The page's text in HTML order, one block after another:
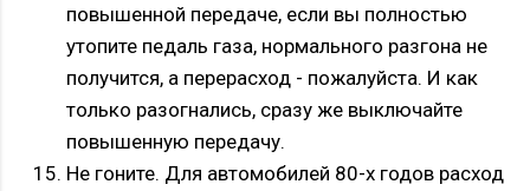
повышенной передаче, если вы полностью
утопите педаль газа, нормального разгона не
получится, а перерасход - пожалуйста. И как
только разогнались, сразу же выключайте
повышенную передачу.
Не гоните. Для автомобилей 80-х годов расход